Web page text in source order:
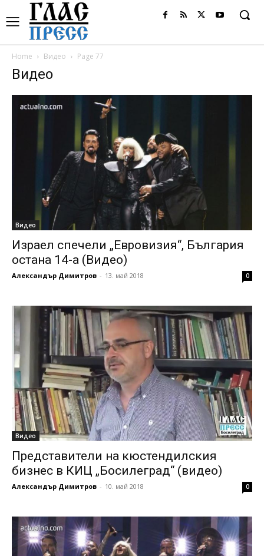
Home Видео Page 77
Видео
Видео
Израел спечели „Евровизия“, България
остана 14-а (Видео)
Александър Димитров - 13. май 2018 0
Видео
Представители на кюстендилския
бизнес в КИЦ „Босилеград“ (видео)
Александър Димитров - 10. май 2018 0